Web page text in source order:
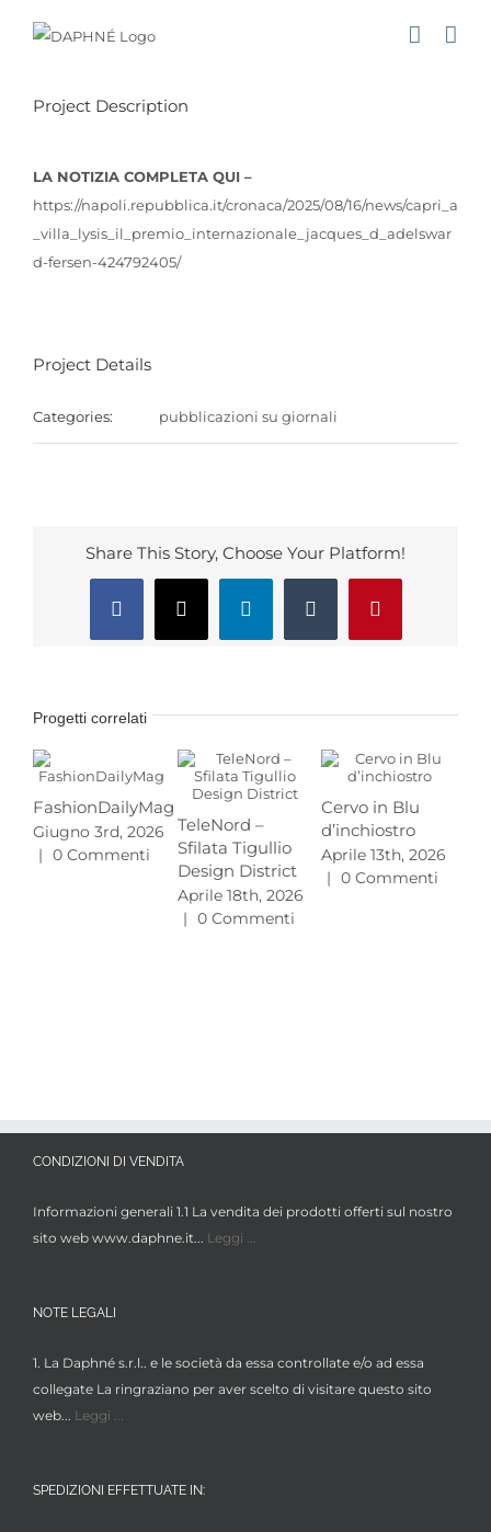
Project Description
LA NOTIZIA COMPLETA QUI –
https://napoli.repubblica.it/cronaca/2025/08/16/news/capri_a
_villa_lysis_il_premio_internazionale_jacques_d_adelswar
d-fersen-424792405/
Project Details
Categories: pubblicazioni su giornali
Share This Story, Choose Your Platform!
Facebook
X LinkedInTumblr Pinterest
Progetti correlati
FashionDailyMag
Giugno 3rd, 2026
| 0 Commenti
TeleNord –
Sfilata Tigullio
Design District
Aprile 18th, 2026
| 0 Commenti
Cervo in Blu
d’inchiostro
Aprile 13th, 2026
| 0 Commenti
CONDIZIONI DI VENDITA
Informazioni generali 1.1 La vendita dei prodotti offerti sul nostro
sito web www.daphne.it... Leggi ...
NOTE LEGALI
1. La Daphné s.r.l.. e le società da essa controllate e/o ad essa
collegate La ringraziano per aver scelto di visitare questo sito
web... Leggi ...
SPEDIZIONI EFFETTUATE IN: